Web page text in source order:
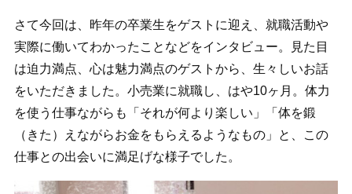
さて今回は、昨年の卒業生をゲストに迎え、就職活動や
実際に働いてわかったことなどをインタビュー。見た目
は迫力満点、心は魅力満点のゲストから、生々しいお話
をいただきました。小売業に就職し、はや10ヶ月。体力
を使う仕事ながらも「それが何より楽しい」「体を鍛
（きた）えながらお金をもらえるようなもの」と、この
仕事との出会いに満足げな様子でした。